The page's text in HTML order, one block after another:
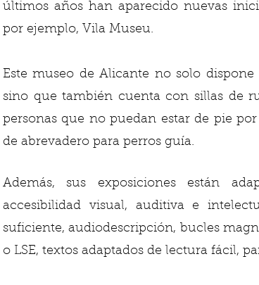
últimos años han aparecido nuevas
por ejemplo, Vila Museu.
Este museo de Alicante no solo dispone
sino que también cuenta con sillas de
personas que no puedan estar de pie
de abrevadero para perros guía.
Además, sus exposiciones están
accesibilidad visual, auditiva e
suficiente, audiodescripción, bucles
o LSE, textos adaptados de lectura fácil,